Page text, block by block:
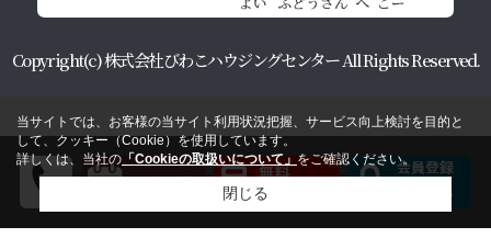
Copyright(c) 株式会社びわこハウジングセンター All Rights Reserved.
当サイトでは、お客様の当サイト利用状況把握、サービス向上検討を目的と
して、クッキー（Cookie）を使用しています。
詳しくは、当社の 「Cookieの取扱いについて」 をご確認ください。
閉じる